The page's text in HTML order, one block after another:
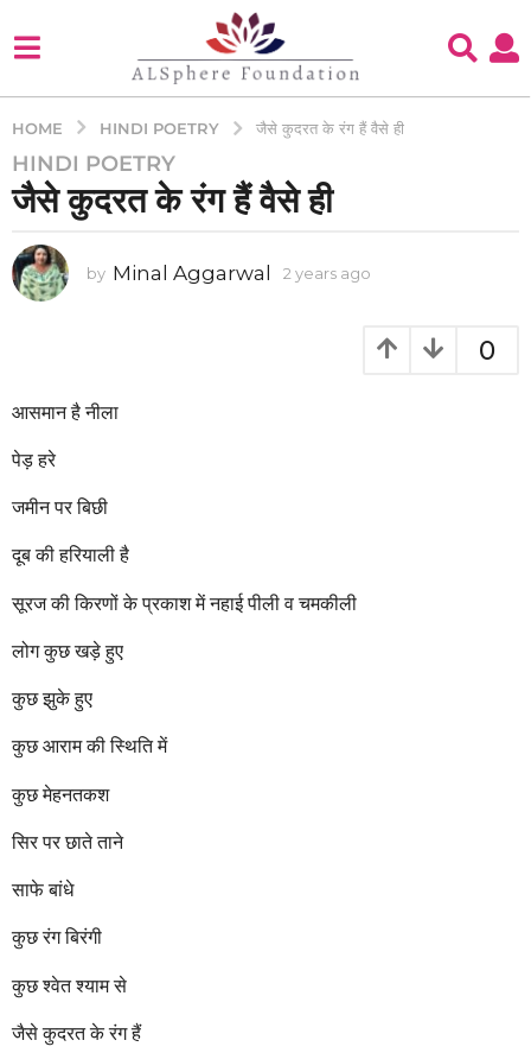
HOME HINDI POETRY जैसे कुदरत के रंग हैं वैसे ही
2
y
a
r
2
y
a
s
g
o
HINDI POETRY
जैसे कुदरत के रंग हैं वैसे ही
by Minal Aggarwal 2 years ago
a
0
आसमान है नीला
पेड़ हरे
जमीन पर बिछी
दूब की हरियाली है
सूरज की किरणों के प्रकाश में नहाई पीली व चमकीली
लोग कुछ खड़े हुए
कुछ झुके हुए
कुछ आराम की स्थिति में
कुछ मेहनतकश
सिर पर छाते ताने
साफे बांधे
कुछ रंग बिरंगी
कुछ श्वेत श्याम से
जैसे कुदरत के रंग हैं